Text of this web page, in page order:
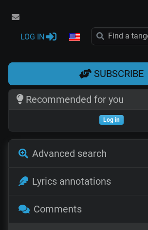
LOG IN
SUBSCRIBE
Recommended for you
Log in
Advanced search
Lyrics annotations
Comments